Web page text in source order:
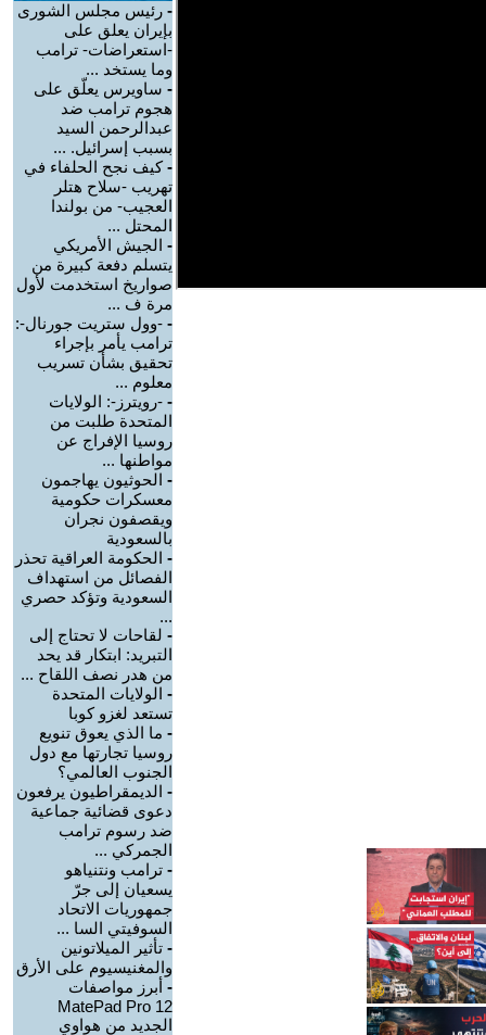
- رئيس مجلس الشورى
بإيران يعلق على
-استعراضات- ترامب
وما يستخد ...
- ساويرس يعلّق على
هجوم ترامب ضد
عبدالرحمن السيد
بسبب إسرائيل. ...
-كيف نجح الحلفاء في
تهريب -سلاح هتلر
العجيب- من بولندا
المحتل ...
- الجيش الأمريكي
يتسلم دفعة كبيرة من
صواريخ استخدمت لأول
مرة ف ...
- -وول ستريت جورنال-:
ترامب يأمر بإجراء
تحقيق بشأن تسريب
معلوم ...
- -رويترز-: الولايات
المتحدة طلبت من
روسيا الإفراج عن
مواطنها ...
- الحوثيون يهاجمون
معسكرات حكومية
ويقصفون نجران
بالسعودية
- الحكومة العراقية تحذر
الفصائل من استهداف
السعودية وتؤكد حصري
...
- لقاحات لا تحتاج إلى
التبريد: ابتكار قد يحد
من هدر نصف اللقاح ...
- الولايات المتحدة
تستعد لغزو كوبا
- ما الذي يعوق تنويع
روسيا تجارتها مع دول
الجنوب العالمي؟
- الديمقراطيون يرفعون
دعوى قضائية جماعية
ضد رسوم ترامب
الجمركي ...
- ترامب ونتنياهو
يسعيان إلى جرّ
جمهوريات الاتحاد
السوفيتي السا ...
- تأثير الميلاتونين
والمغنيسيوم على الأرق
- أبرز مواصفات
MatePad Pro 12
الجديد من هواوي